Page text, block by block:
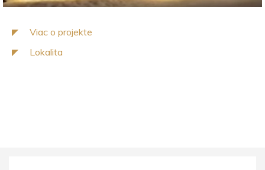
Viac o projekte
Lokalita